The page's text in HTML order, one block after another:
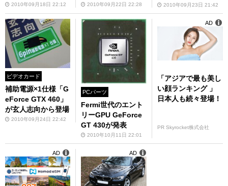
2010年09月18日 22:12 2010年09月22日 22:28 2010年09月23日 21:42
ビデオカード
補助電源×1仕様「G
eForce GTX 460」
が玄人志向から登場
2010年09月24日 22:42
PCパーツ
Fermi世代のエント
リーGPU GeForce
GT 430が発表
2010年10月11日 22:01
「アジアで最も美し
い顔ランキング 」
日本人も続々登場！
PR Skyrocket株式会社
AD
AD AD